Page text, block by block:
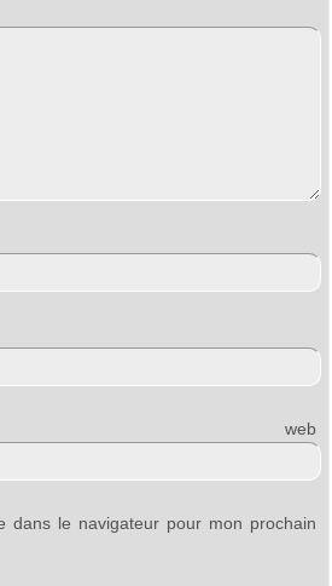
dans le navigateur pour mon prochain